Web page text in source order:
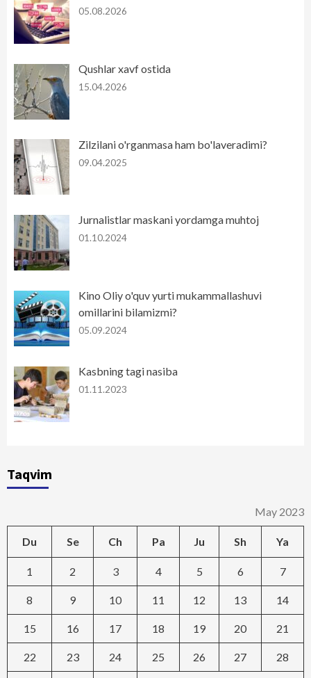
05.08.2026
Qushlar xavf ostida
15.04.2026
Zilzilani o'rganmasa ham bo'laveradimi?
09.04.2025
Jurnalistlar maskani yordamga muhtoj
01.10.2024
Kino Oliy o'quv yurti mukammallashuvi
omillarini bilamizmi?
05.09.2024
Kasbning tagi nasiba
01.11.2023
Taqvim
May 2023
Du Se Ch Pa Ju Sh Ya
1 2 3 4 5 6 7
8 9 10 11 12 13 14
15 16 17 18 19 20 21
22 23 24 25 26 27 28